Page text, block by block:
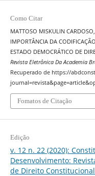
Como Citar
MATTOSO MISKULIN
IMPORTÂNCIA DA
ESTADO DEMOCRÁTICO DE
Revista Eletrônica Da Academia
Recuperado de https://
Fomatos de Citação
Edição
v. 12 n. 22 (2020):
Desenvolvimento:
de Direito